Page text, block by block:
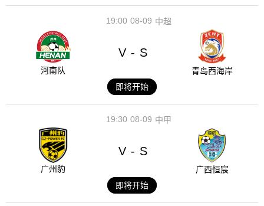
08-09
19:00 中超
河南队
V - S
青岛西海岸
即将开始
08-09
19:30 中甲
广州豹
V - S
广西恒宸
即将开始